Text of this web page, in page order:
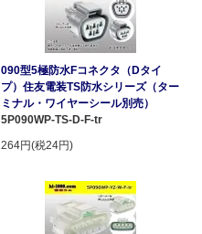
090型5極防水Fコネクタ（Dタイ
プ）住友電装TS防水シリーズ（ター
ミナル・ワイヤーシール別売）
5P090WP-TS-D-F-tr
264円(税24円)